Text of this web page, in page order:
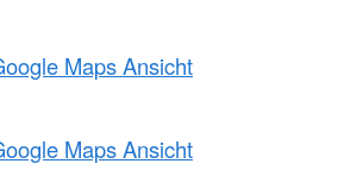
Maps Ansicht
Maps Ansicht